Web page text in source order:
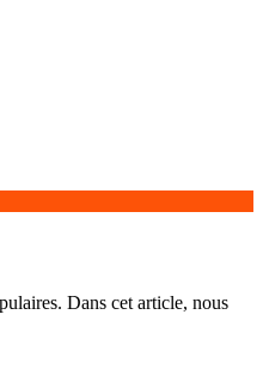
Dans cet article, nous